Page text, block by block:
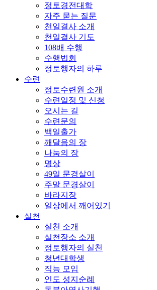
정토경전대학
자주 묻는 질문
천일결사 소개
천일결사 기도
108배 수행
수행법회
정토행자의 하루
수련
정토수련원 소개
수련일정 및 신청
오시는 길
수련문의
백일출가
깨달음의 장
나눔의 장
명상
49일 문경살이
주말 문경살이
바라지장
일상에서 깨어있기
실천
실천 소개
실천장소 소개
정토행자의 실천
청년대학생
직능 모임
인도 성지순례